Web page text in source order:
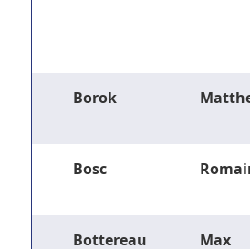
Borok
Bosc
Bottereau Max